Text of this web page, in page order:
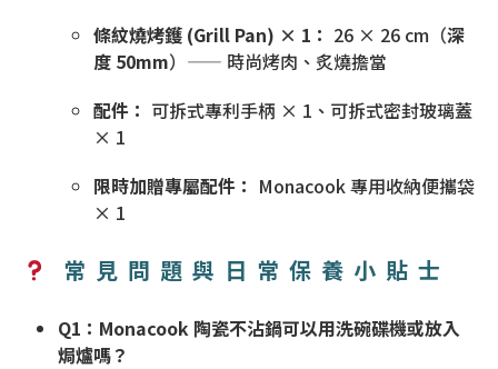
條紋燒烤鑊 (Grill Pan) × 1： 26 × 26 cm（深
度 50mm）—— 時尚烤肉、炙燒擔當
配件： 可拆式專利手柄 × 1、可拆式密封玻璃蓋
× 1
限時加贈專屬配件： Monacook 專用收納便攜袋
× 1
常見問題與日常保養小貼士
Q1：Monacook 陶瓷不沾鍋可以用洗碗碟機或放入
焗爐嗎？